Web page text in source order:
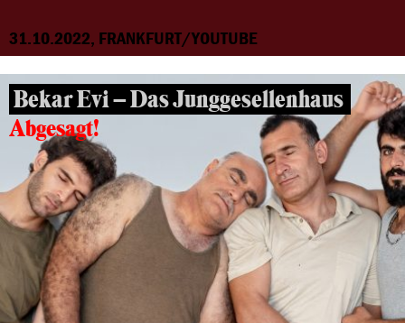
31.10.2022, FRANKFURT/YOUTUBE
Bekar Evi – Das Junggesellenhaus
Abgesagt!